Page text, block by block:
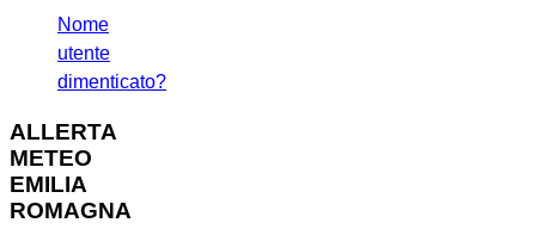
Nome
utente
dimenticato?
ALLERTA
METEO
EMILIA
ROMAGNA